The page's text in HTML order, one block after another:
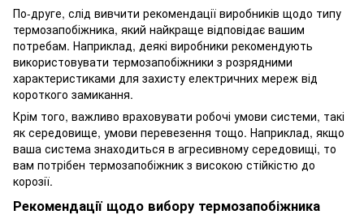
По-друге, слід вивчити рекомендації виробників щодо типу
термозапобіжника, який найкраще відповідає вашим
потребам. Наприклад, деякі виробники рекомендують
використовувати термозапобіжники з розрядними
характеристиками для захисту електричних мереж від
короткого замикання.
Крім того, важливо враховувати робочі умови системи, такі
як середовище, умови перевезення тощо. Наприклад, якщо
ваша система знаходиться в агресивному середовищі, то
вам потрібен термозапобіжник з високою стійкістю до
корозії.
Рекомендації щодо вибору термозапобіжника